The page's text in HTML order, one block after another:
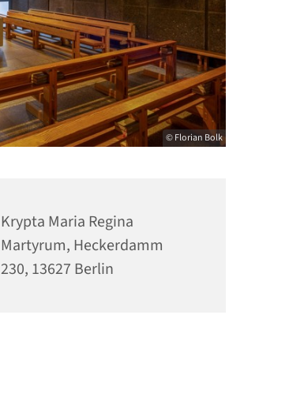
© Florian Bolk
Krypta Maria Regina
Martyrum, Heckerdamm
230, 13627 Berlin